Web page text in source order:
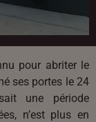
pour abriter le
ses portes le 24
une période
n’est plus en